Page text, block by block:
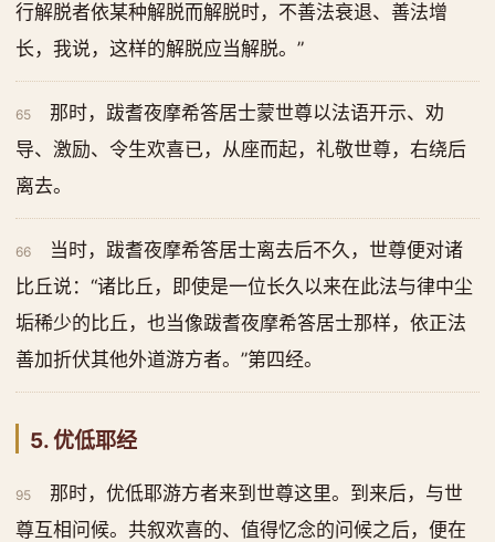
行解脱者依某种解脱而解脱时，不善法衰退、善法增
长，我说，这样的解脱应当解脱。”
65
那时，跋耆夜摩希答居士蒙世尊以法语开示、劝
导、激励、令生欢喜已，从座而起，礼敬世尊，右绕后
离去。
66
当时，跋耆夜摩希答居士离去后不久，世尊便对诸
比丘说：“诸比丘，即使是一位长久以来在此法与律中尘
垢稀少的比丘，也当像跋耆夜摩希答居士那样，依正法
善加折伏其他外道游方者。”第四经。
5. 优低耶经
95
那时，优低耶游方者来到世尊这里。到来后，与世
尊互相问候。共叙欢喜的、值得忆念的问候之后，便在